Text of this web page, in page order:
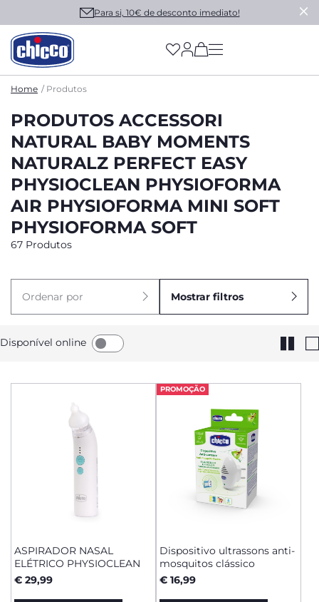
Para si, 10€ de desconto imediato!
(has more options
Home Produtos
PRODUTOS ACCESSORI
NATURAL BABY MOMENTS
NATURALZ PERFECT EASY
PHYSIOCLEAN PHYSIOFORMA
AIR PHYSIOFORMA MINI SOFT
PHYSIOFORMA SOFT
67 Produtos
Ordenar por Mostrar filtros
Disponível online
ASPIRADOR NASAL
ELÉTRICO PHYSIOCLEAN
€ 29,99
PROMOÇÃO
Dispositivo ultrassons anti-
mosquitos clássico
€ 16,99